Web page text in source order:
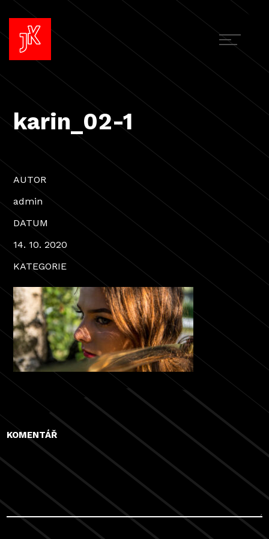
karin_02-1
AUTOR
admin
DATUM
14. 10. 2020
KATEGORIE